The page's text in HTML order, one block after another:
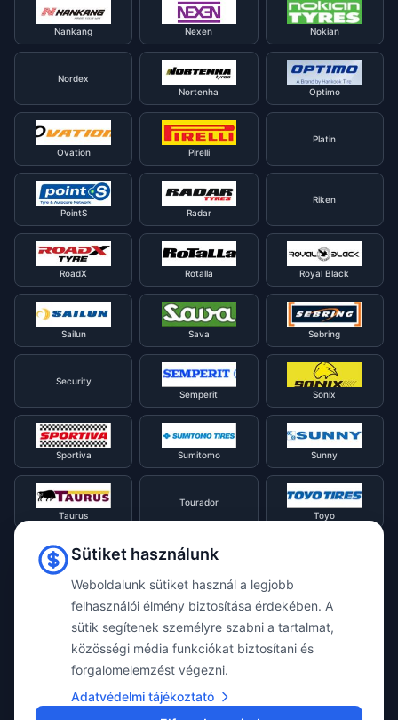
Nankang Nexen Nokian
Nordex
Nortenha
Optimo
Ovation Pirelli
Platin
PointS Radar
Riken
RoadX Rotalla Royal Black
Sailun Sava Sebring
Security
Semperit
Sonix
Sportiva Sumitomo Sunny
Taurus
Tourador
Toyo
Tracmax
Uniroyal
Viking Voyager
Vredestein
Sütiket használunk
Weboldalunk sütiket használ a legjobb
felhasználói élmény biztosítása érdekében. A
sütik segítenek személyre szabni a tartalmat,
közösségi média funkciókat biztosítani és
forgalomelemzést végezni.
Adatvédelmi tájékoztató